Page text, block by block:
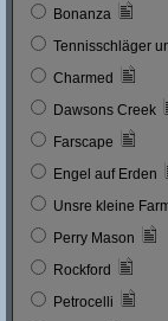
Bonanza
Tennisschläger
Charmed
Dawsons Creek
Farscape
Engel auf Erden
Unsre kleine
Perry Mason
Rockford
Petrocelli